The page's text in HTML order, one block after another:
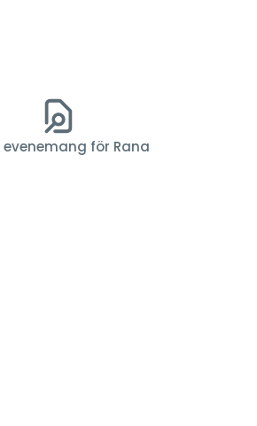
för Rana